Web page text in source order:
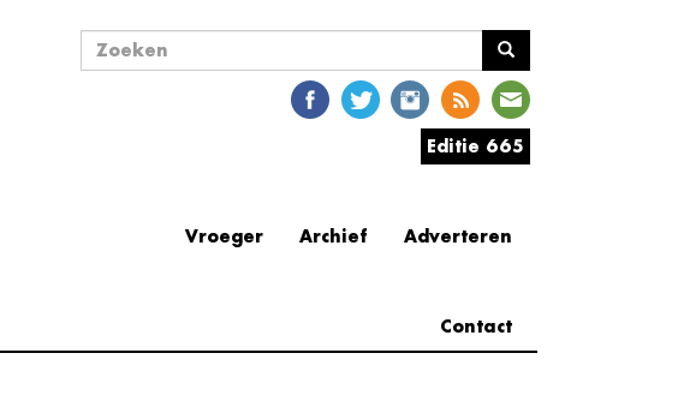
Zoekveld
Editie 665
Adverteren
Archief
Vroeger
Contact